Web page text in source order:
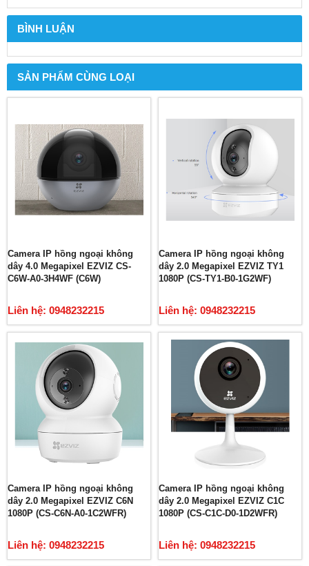
BÌNH LUẬN
SẢN PHẨM CÙNG LOẠI
Camera IP hồng ngoại không
dây 4.0 Megapixel EZVIZ CS-
C6W-A0-3H4WF (C6W)
Liên hệ: 0948232215
Camera IP hồng ngoại không
dây 2.0 Megapixel EZVIZ TY1
1080P (CS-TY1-B0-1G2WF)
Liên hệ: 0948232215
Camera IP hồng ngoại không
dây 2.0 Megapixel EZVIZ C6N
1080P (CS-C6N-A0-1C2WFR)
Liên hệ: 0948232215
Camera IP hồng ngoại không
dây 2.0 Megapixel EZVIZ C1C
1080P (CS-C1C-D0-1D2WFR)
Liên hệ: 0948232215